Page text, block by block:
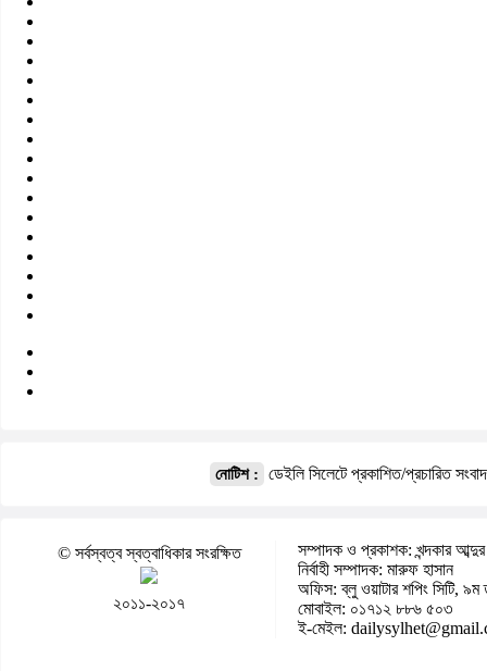
নোটিশ : ডেইলি সিলেটে প্রকাশিত/প্রচারিত
© সর্বস্বত্ব স্বত্বাধিকার সংরক্ষিত
২০১১-২০১৭
সম্পাদক ও প্রকাশক: খন্দকার আব্দুর
নির্বাহী সম্পাদক: মারুফ হাসান
অফিস: ব্লু ওয়াটার শপিং সিটি, ৯ম
মোবাইল: ০১৭১২ ৮৮৬ ৫০৩
ই-মেইল: